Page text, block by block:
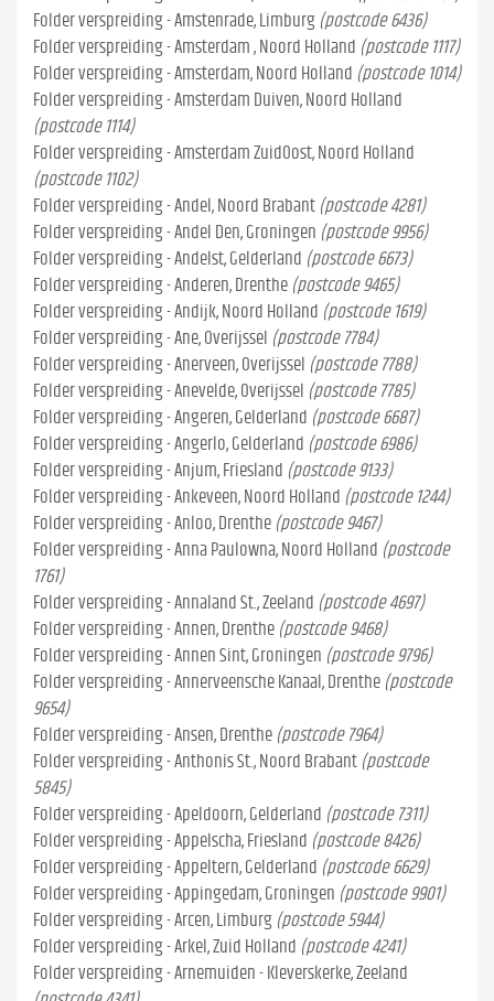
Folder verspreiding - Amstenrade, Limburg (postcode 6436)
Folder verspreiding - Amsterdam , Noord Holland (postcode 1117)
Folder verspreiding - Amsterdam, Noord Holland (postcode 1014)
Folder verspreiding - Amsterdam Duiven, Noord Holland
(postcode 1114)
Folder verspreiding - Amsterdam ZuidOost, Noord Holland
(postcode 1102)
Folder verspreiding - Andel, Noord Brabant (postcode 4281)
Folder verspreiding - Andel Den, Groningen (postcode 9956)
Folder verspreiding - Andelst, Gelderland (postcode 6673)
Folder verspreiding - Anderen, Drenthe (postcode 9465)
Folder verspreiding - Andijk, Noord Holland (postcode 1619)
Folder verspreiding - Ane, Overijssel (postcode 7784)
Folder verspreiding - Anerveen, Overijssel (postcode 7788)
Folder verspreiding - Anevelde, Overijssel (postcode 7785)
Folder verspreiding - Angeren, Gelderland (postcode 6687)
Folder verspreiding - Angerlo, Gelderland (postcode 6986)
Folder verspreiding - Anjum, Friesland (postcode 9133)
Folder verspreiding - Ankeveen, Noord Holland (postcode 1244)
Folder verspreiding - Anloo, Drenthe (postcode 9467)
Folder verspreiding - Anna Paulowna, Noord Holland (postcode
1761)
Folder verspreiding - Annaland St., Zeeland (postcode 4697)
Folder verspreiding - Annen, Drenthe (postcode 9468)
Folder verspreiding - Annen Sint, Groningen (postcode 9796)
Folder verspreiding - Annerveensche Kanaal, Drenthe (postcode
9654)
Folder verspreiding - Ansen, Drenthe (postcode 7964)
Folder verspreiding - Anthonis St., Noord Brabant (postcode
5845)
Folder verspreiding - Apeldoorn, Gelderland (postcode 7311)
Folder verspreiding - Appelscha, Friesland (postcode 8426)
Folder verspreiding - Appeltern, Gelderland (postcode 6629)
Folder verspreiding - Appingedam, Groningen (postcode 9901)
Folder verspreiding - Arcen, Limburg (postcode 5944)
Folder verspreiding - Arkel, Zuid Holland (postcode 4241)
Folder verspreiding - Arnemuiden - Kleverskerke, Zeeland